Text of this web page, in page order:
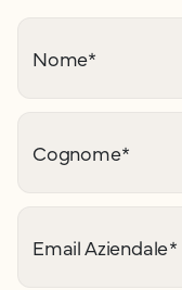
Nome*
Cognome*
Email Aziendale*